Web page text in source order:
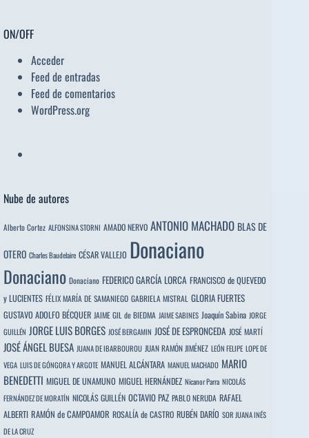
ON/OFF
Acceder
Feed de entradas
Feed de comentarios
WordPress.org
Nube de autores
Alberto Cortez ALFONSINA STORNI AMADO NERVO ANTONIO MACHADO BLAS DE
OTERO Charles Baudelaire CÉSAR VALLEJO Donaciano
Donaciano Donaciano FEDERICO GARCÍA LORCA FRANCISCO de QUEVEDO
y LUCIENTES FÉLIX MARÍA DE SAMANIEGO GABRIELA MISTRAL GLORIA FUERTES
GUSTAVO ADOLFO BÉCQUER JAIME GIL de BIEDMA JAIME SABINES Joaquín Sabina JORGE
GUILLÉN JORGE LUIS BORGES JOSÉ BERGAMIN JOSÉ DE ESPRONCEDA JOSÉ MARTÍ
JOSÉ ÁNGEL BUESA JUANA DE IBARBOUROU JUAN RAMÓN JIMÉNEZ LEÓN FELIPE LOPE DE
VEGA LUIS DE GÓNGORA Y ARGOTE MANUEL ALCÁNTARA MANUEL MACHADO MARIO
BENEDETTI MIGUEL DE UNAMUNO MIGUEL HERNÁNDEZ Nicanor Parra NICOLÁS
FERNÁNDEZ DE MORATÍN NICOLÁS GUILLÉN OCTAVIO PAZ PABLO NERUDA RAFAEL
ALBERTI RAMÓN de CAMPOAMOR ROSALÍA de CASTRO RUBÉN DARÍO SOR JUANA INÉS
DE LA CRUZ